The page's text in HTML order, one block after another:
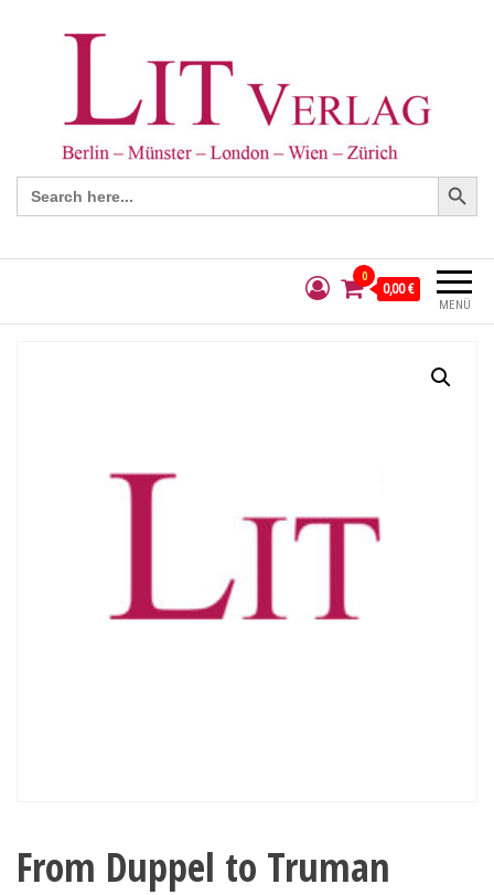
Search
for:
Search Button
MENÜ
0
0,00 €
From Duppel to Truman